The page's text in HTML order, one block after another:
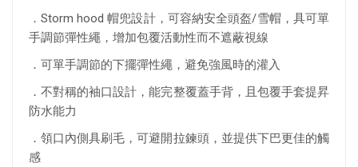
．Storm hood 帽兜設計，可容納安全頭盔/雪帽，具可單
手調節彈性繩，增加包覆活動性而不遮蔽視線
．可單手調節的下擺彈性繩，避免強風時的灌入
．不對稱的袖口設計，能完整覆蓋手背，且包覆手套提昇
防水能力
．領口內側具刷毛，可避開拉鍊頭，並提供下巴更佳的觸
感